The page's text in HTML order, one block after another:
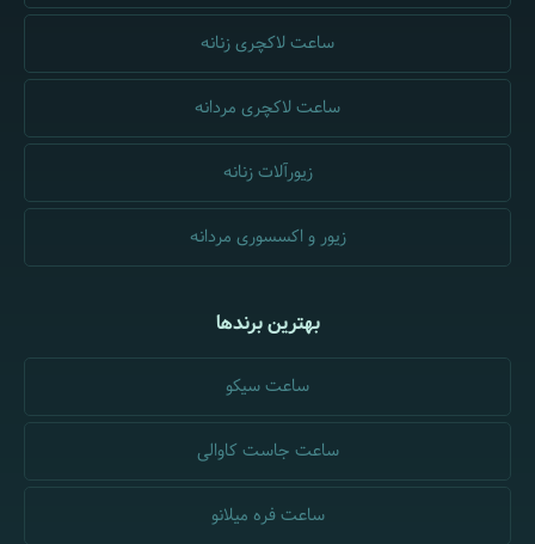
ساعت لاکچری زنانه
ساعت لاکچری مردانه
زیورآلات زنانه
زیور و اکسسوری مردانه
بهترین برندها
ساعت سیکو
ساعت جاست کاوالی
ساعت فره میلانو